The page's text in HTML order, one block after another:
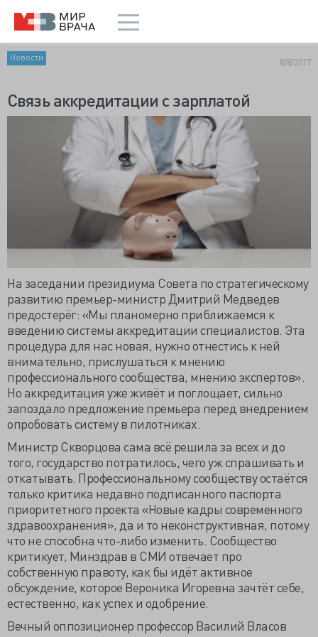
Новости 8/8/2017
Связь аккредитации с зарплатой
На заседании президиума Совета по стратегическому
развитию премьер-министр Дмитрий Медведев
предостерёг: «Мы планомерно приближаемся к
введению системы аккредитации специалистов. Эта
процедура для нас новая, нужно отнестись к ней
внимательно, прислушаться к мнению
профессионального сообщества, мнению экспертов».
Но аккредитация уже живёт и поглощает, сильно
запоздало предложение премьера перед внедрением
опробовать систему в пилотниках.
Министр Скворцова сама всё решила за всех и до
того, государство потратилось, чего уж спрашивать и
откатывать. Профессиональному сообществу остаётся
только критика недавно подписанного паспорта
приоритетного проекта «Новые кадры современного
здравоохранения», да и то неконструктивная, потому
что не способна что-либо изменить. Сообщество
критикует, Минздрав в СМИ отвечает про
собственную правоту, как бы идёт активное
обсуждение, которое Вероника Игоревна зачтёт себе,
естественно, как успех и одобрение.
Вечный оппозиционер профессор Василий Власов